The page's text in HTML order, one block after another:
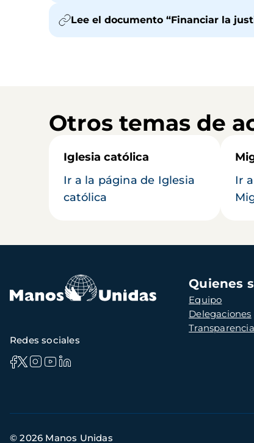
Lee el documento “Financiar la
Otros temas de
Iglesia católica
Ir a la página de Iglesia
católica
Ir
Navegación
principal
Quienes
Equipo
Delegaciones
Transparencia
Redes sociales
de
© 2026 Manos Unidas